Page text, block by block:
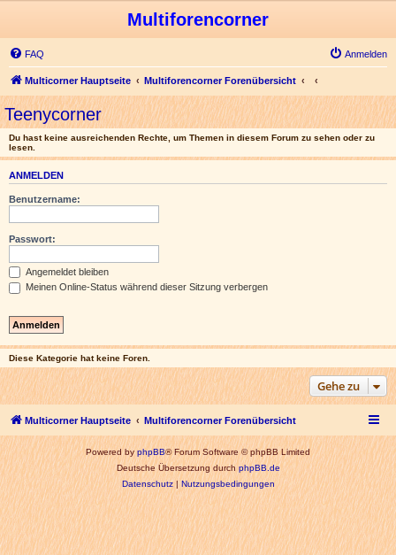
Multiforencorner
FAQ Anmelden
Multicorner Hauptseite Multiforencorner Forenübersicht
Teenycorner
Du hast keine ausreichenden Rechte, um Themen in diesem Forum zu sehen oder zu
lesen.
ANMELDEN
Benutzername:
Passwort:
Angemeldet bleiben
Meinen Online-Status während dieser Sitzung verbergen
Diese Kategorie hat keine Foren.
Gehe zu
Multicorner Hauptseite Multiforencorner Forenübersicht
Powered byphpBB® Forum Software © phpBB Limited
Deutsche Übersetzung durchphpBB.de
Datenschutz|Nutzungsbedingungen